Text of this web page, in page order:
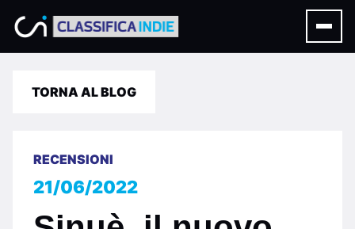
TORNA AL BLOG
RECENSIONI
21/06/2022